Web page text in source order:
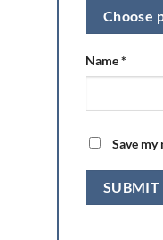
Choose
Name*
Save